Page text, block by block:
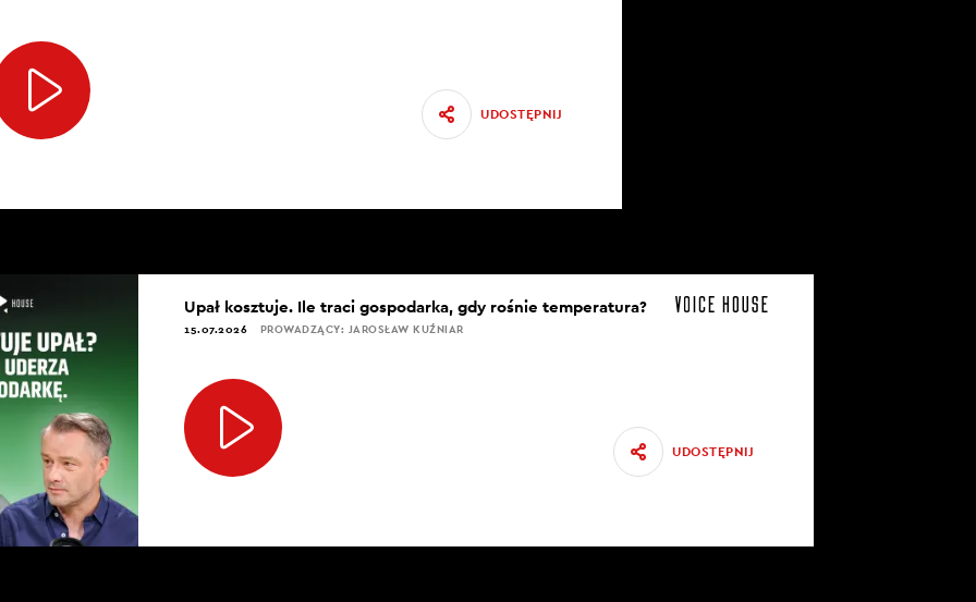
UDOSTĘPNIJ
Upał kosztuje. Ile traci gospodarka, gdy rośnie temperatura?
15.07.2026 PROWADZĄCY: JAROSŁAW KUŹNIAR
UDOSTĘPNIJ